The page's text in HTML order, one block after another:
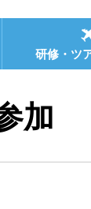
研修・ツ
加